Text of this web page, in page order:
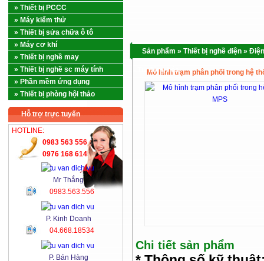
» Thiết bị PCCC
» Máy kiểm thử
» Thiết bị sửa chữa ô tô
» Máy cơ khí
» Thiết bị nghề may
» Thiết bị nghề sc máy tính
» Phần mềm ứng dụng
» Thiết bị phòng hội thảo
Hỗ trợ trực tuyến
HOTLINE:
0983 563 556
0976 168 614
Mr Thắng
0983.563.556
P. Kinh Doanh
04.668.18534
P. Bán Hàng
Sản phẩm » Thiết bị nghề điện »
- Tự động hóa
Mô hình trạm phân phối trong hệ
Chi tiết sản phẩm